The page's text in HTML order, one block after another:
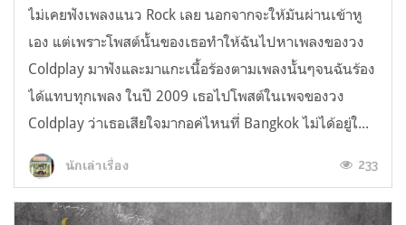
ไม่เคยฟังเพลงแนว Rock เลย นอกจากจะให้มันผ่านเข้าหู
เอง แต่เพราะโพสต์นั้นของเธอทำให้ฉันไปหาเพลงของวง
Coldplay มาฟังและมาแกะเนื้อร้องตามเพลงนั้นๆจนฉันร้อง
ได้แทบทุกเพลง ในปี 2009 เธอไปโพสต์ในเพจของวง
Coldplay ว่าเธอเสียใจมากอค่ไหนที่ Bangkok ไม่ได้อยู่ใ...
นักเล่าเรื่อง 233